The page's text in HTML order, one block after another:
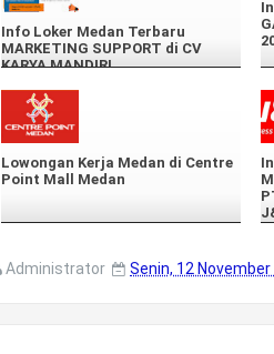
Info Loker Medan Terbaru
MARKETING SUPPORT di CV
KARYA MANDIRI
Lowongan Kerja Medan di Centre
Point Mall Medan
Administrator Senin, 12 November